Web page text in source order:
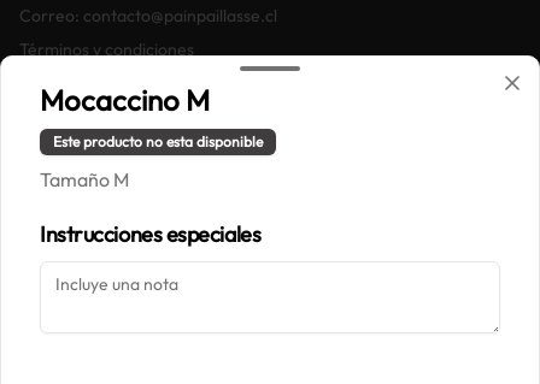
Correo: contacto@painpaillasse.cl
Términos y condiciones
Redes sociales
Instagram
Mi cuenta
Iniciar sesión
Mocaccino M
Este producto no esta disponible
Tamaño M
Instrucciones especiales